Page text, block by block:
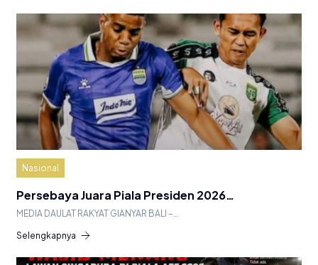
Nasional
Persebaya Juara Piala Presiden 2026…
MEDIA DAULAT RAKYAT GIANYAR BALI –…
Selengkapnya